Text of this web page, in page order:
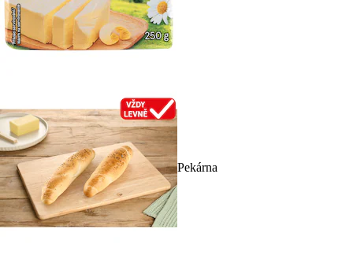
Pekárna